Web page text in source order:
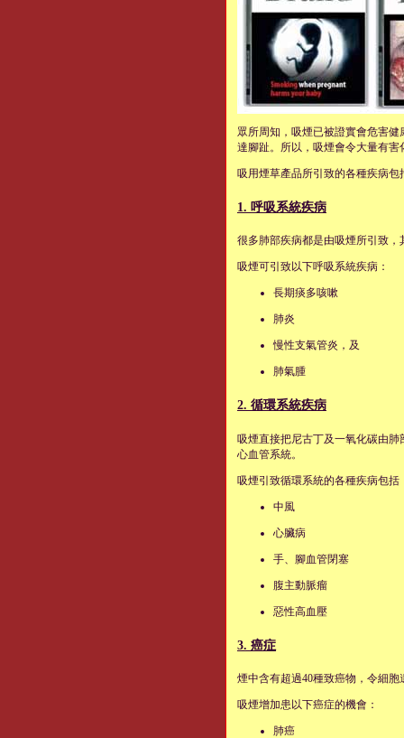
眾所周知，吸煙已被證實會危害
達腳趾。所以，吸煙會令大量有
吸用煙草產品所引致的各種疾病包
1. 呼吸系統疾病
很多肺部疾病都是由吸煙所引致
吸煙可引致以下呼吸系統疾病：
長期痰多咳嗽
肺炎
慢性支氣管炎，及
肺氣腫
2. 循環系統疾病
吸煙直接把尼古丁及一氧化碳由
心血管系統。
吸煙引致循環系統的各種疾病包括
中風
心臟病
手、腳血管閉塞
腹主動脈瘤
惡性高血壓
3. 癌症
煙中含有超過40種致癌物，令細
吸煙增加患以下癌症的機會：
肺癌